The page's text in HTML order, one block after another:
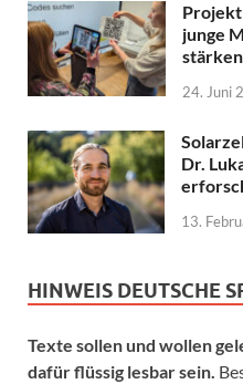
junge
stärken
24. Juni
Dr.
13.
HINWEIS DEUTSCHE
Texte sollen und wollen
dafür flüssig lesbar sein.